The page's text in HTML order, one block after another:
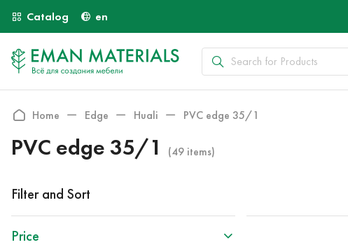
Catalog en
Home Edge Huali PVC edge 35/1
PVC edge 35/1 (49 items)
Filter and Sort
Price